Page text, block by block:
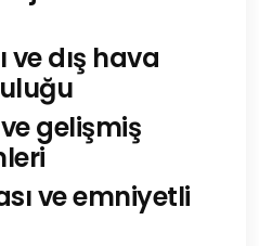
dış hava
gelişmiş
ve emniyetli